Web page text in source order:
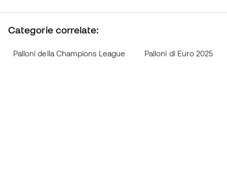
Categorie correlate:
Palloni della Champions League Palloni di Euro 2025